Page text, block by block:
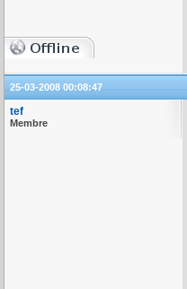
25-03-2008 00:08:47
tef
Membre